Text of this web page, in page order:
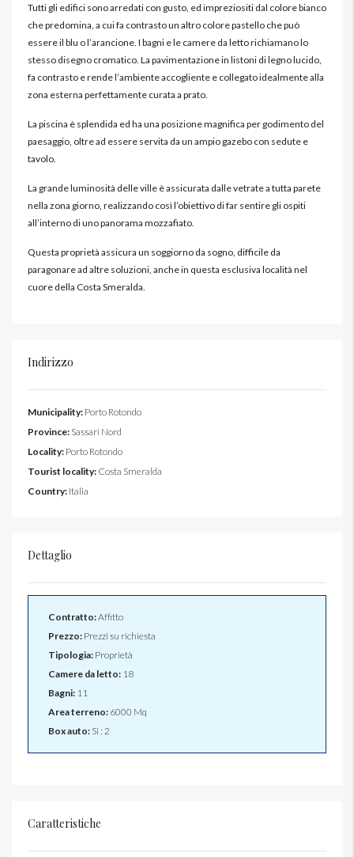
Tutti gli edifici sono arredati con gusto, ed impreziositi dal colore bianco
che predomina, a cui fa contrasto un altro colore pastello che può
essere il blu o l’arancione. I bagni e le camere da letto richiamano lo
stesso disegno cromatico. La pavimentazione in listoni di legno lucido,
fa contrasto e rende l’ambiente accogliente e collegato idealmente alla
zona esterna perfettamente curata a prato.
La piscina è splendida ed ha una posizione magnifica per godimento del
paesaggio, oltre ad essere servita da un ampio gazebo con sedute e
tavolo.
La grande luminosità delle ville è assicurata dalle vetrate a tutta parete
nella zona giorno, realizzando così l’obiettivo di far sentire gli ospiti
all’interno di uno panorama mozzafiato.
Questa proprietà assicura un soggiorno da sogno, difficile da
paragonare ad altre soluzioni, anche in questa esclusiva località nel
cuore della Costa Smeralda.
Indirizzo
Municipality: Porto Rotondo
Province: Sassari Nord
Locality: Porto Rotondo
Tourist locality: Costa Smeralda
Country: Italia
Dettaglio
Contratto:Affitto
Prezzo: Prezzi su richiesta
Tipologia: Proprietà
Camere da letto: 18
Bagni: 11
Area terreno: 6000 Mq
Box auto: Si : 2
Caratteristiche